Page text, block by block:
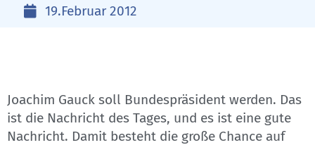
19.Februar 2012
Joachim Gauck soll Bundespräsident werden. Das
ist die Nachricht des Tages, und es ist eine gute
Nachricht. Damit besteht die große Chance auf